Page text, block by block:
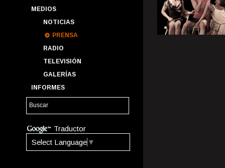
MEDIOS
NOTICIAS
PRENSA
RADIO
TELEVISIÓN
GALERÍAS
INFORMES
Traductor
Select Language ▼